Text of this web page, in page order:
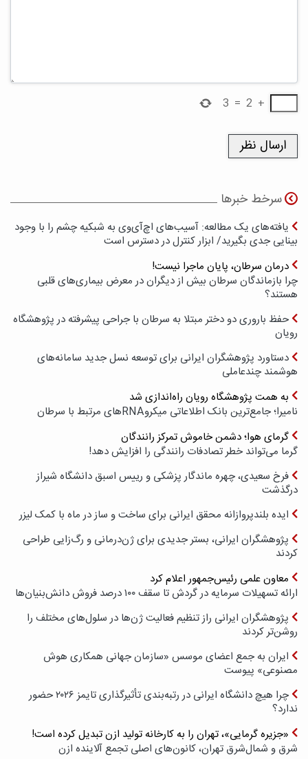
+
2
=
3
سرخط خبرها
یافته‌های یک مطالعه: آسیب‌های اچ‌آی‌وی به شبکیه چشم را با وجود
بینایی جدی بگیرید/ ابزار کنترل در دسترس است
درمان سرطان، پایان ماجرا نیست!
چرا بازماندگان سرطان بیش از دیگران در معرض بیماری‌های قلبی
هستند؟
حفظ باروری دو دختر مبتلا به سرطان با جراحی پیشرفته در پژوهشگاه
رویان
دستاورد پژوهشگران ایرانی برای توسعه نسل جدید سامانه‌های
هوشمند چندعاملی
به همت پژوهشگاه رویان راه‌اندازی شد
نامیرا؛ جامع‌ترین بانک اطلاعاتی میکروRNAهای مرتبط با سرطان
گرمای هوا؛ دشمن خاموش تمرکز رانندگان
گرما می‌تواند خطر تصادفات رانندگی را افزایش دهد!
فرخ سعیدی، چهره ماندگار پزشکی و رییس اسبق دانشگاه شیراز
درگذشت
ایده بلندپروازانه محقق ایرانی برای ساخت و ساز در ماه با کمک لیزر
پژوهشگران ایرانی، بستر جدیدی برای ژن‌درمانی و رگ‌زایی طراحی
کردند
معاون علمی رئیس‌جمهور اعلام کرد
ارائه تسهیلات سرمایه در گردش تا سقف ۱۰۰ درصد فروش دانش‌بنیان‌ها
پژوهشگران ایرانی راز تنظیم فعالیت ژن‌ها در سلول‌های مختلف را
روشن‌تر کردند
ایران به جمع اعضای موسس «سازمان جهانی همکاری هوش
مصنوعی» پیوست
چرا هیچ دانشگاه ایرانی در رتبه‌بندی تأثیرگذاری تایمز ۲۰۲۶ حضور
ندارد؟
«جزیره گرمایی»، تهران را به کارخانه تولید ازن تبدیل کرده است!
شرق و شمال‌شرق تهران، کانون‌های اصلی تجمع آلاینده ازن